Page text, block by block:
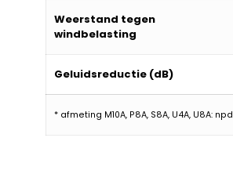
Weerstand tegen
windbelasting
Geluidsreductie (dB)
* afmeting M10A, P8A, S8A, U4A, U8A: npd